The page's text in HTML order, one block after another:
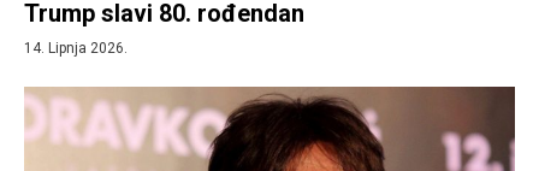
Trump slavi 80. rođendan
14. Lipnja 2026.